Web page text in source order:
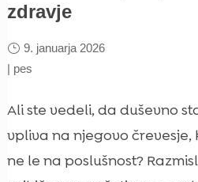
zdravje
9. januarja 2026
| pes
Ali ste vedeli, da duševno
vpliva na njegovo črevesje,
ne le na poslušnost?